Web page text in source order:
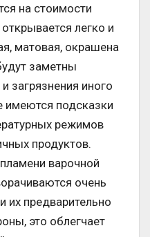
на стоимости
легко и
матовая, окрашена
заметны
загрязнения иного
имеются подсказки
режимов
продуктов.
варочной
очень
их предварительно
это облегчает